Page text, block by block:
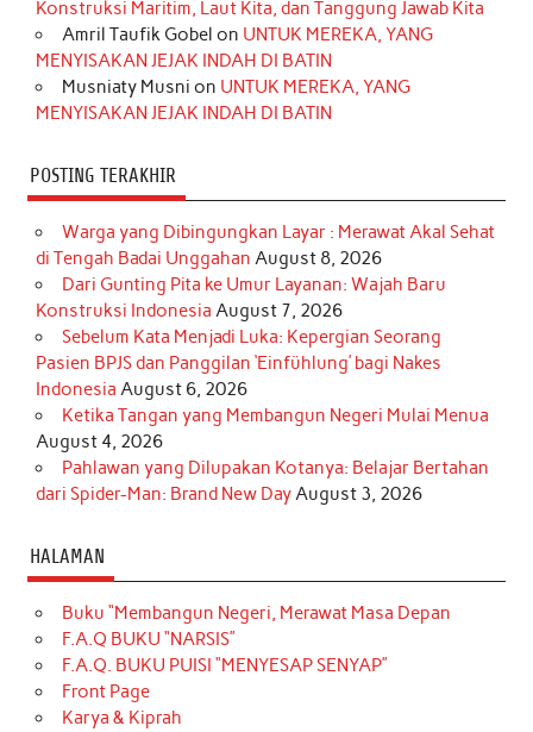
k
a
m
s
t
n
Konstruksi Maritim, Laut Kita, dan Tanggung Jawab Kita
Amril Taufik Gobel on UNTUK MEREKA, YANG
MENYISAKAN JEJAK INDAH DI BATIN
Musniaty Musni on UNTUK MEREKA, YANG
MENYISAKAN JEJAK INDAH DI BATIN
POSTING TERAKHIR
Warga yang Dibingungkan Layar : Merawat Akal Sehat
di Tengah Badai Unggahan August 8, 2026
Dari Gunting Pita ke Umur Layanan: Wajah Baru
Konstruksi Indonesia August 7, 2026
Sebelum Kata Menjadi Luka: Kepergian Seorang
Pasien BPJS dan Panggilan ‘Einfühlung’ bagi Nakes
Indonesia August 6, 2026
Ketika Tangan yang Membangun Negeri Mulai Menua
August 4, 2026
Pahlawan yang Dilupakan Kotanya: Belajar Bertahan
dari Spider-Man: Brand New DayAugust 3, 2026
HALAMAN
Buku “Membangun Negeri, Merawat Masa Depan
F.A.Q BUKU “NARSIS”
F.A.Q. BUKU PUISI “MENYESAP SENYAP”
Front Page
Karya & Kiprah